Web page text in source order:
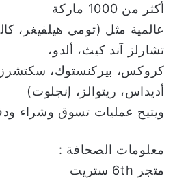
أكثر من 1000 ماركة
عالمية مثل (تومي هيلفيغر،
تشارلز آند كيث، ألدو،
كروكس، بيركنستوك، سكتشرز،
أديداس، ريتوالز، إنجلوت)
ويتيح عمليات تسوق وشراء
معلومات الصحافة :
متجر 6th ستريت